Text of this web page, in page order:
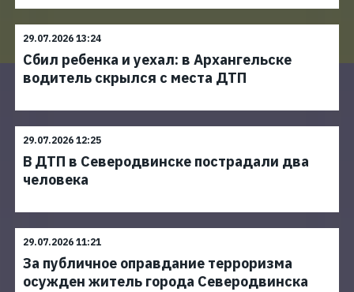
29.07.2026 13:24
Сбил ребенка и уехал: в Архангельске
водитель скрылся с места ДТП
29.07.2026 12:25
В ДТП в Северодвинске пострадали два
человека
29.07.2026 11:21
За публичное оправдание терроризма
осужден житель города Северодвинска